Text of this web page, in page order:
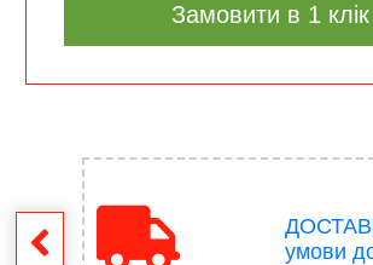
Замовити в 1 клік
умови